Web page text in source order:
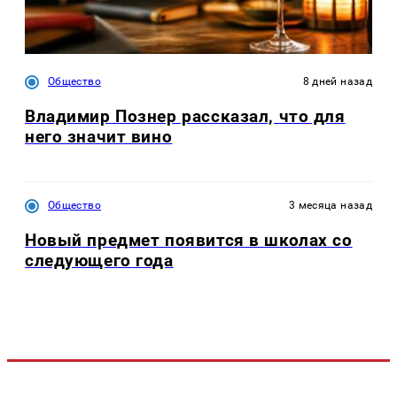
Общество 8 дней назад
Владимир Познер рассказал, что для
него значит вино
Общество 3 месяца назад
Новый предмет появится в школах со
следующего года